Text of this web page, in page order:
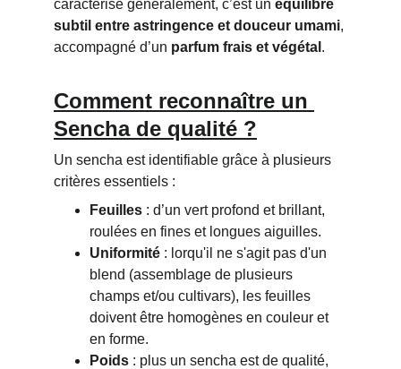
caractérise généralement, c’est un équilibre
subtil entre astringence et douceur umami,
accompagné d’un parfum frais et végétal .
Comment reconnaître un
Sencha de qualité ?
Un sencha est identifiable grâce à plusieurs
critères essentiels :
Feuilles : d’un vert profond et brillant,
roulées en fines et longues aiguilles.
Uniformité : lorqu'il ne s'agit pas d'un
blend (assemblage de plusieurs
champs et/ou cultivars), les feuilles
doivent être homogènes en couleur et
en forme.
Poids : plus un sencha est de qualité,